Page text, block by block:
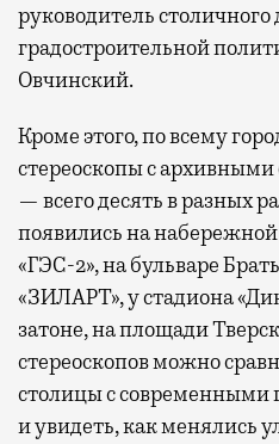
руководитель
градостроительной
Овчинский.
Кроме этого, по всему
стереоскопы с
— всего десять в разных
появились на
«ГЭС-2», на бульваре
«ЗИЛАРТ», у стадиона
затоне, на площади
стереоскопов можно
столицы с
и увидеть, как менялись